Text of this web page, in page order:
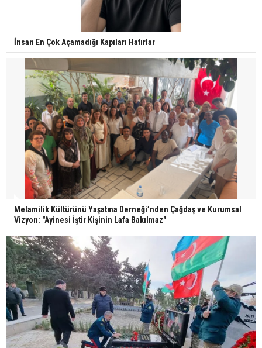
İnsan En Çok Açamadığı Kapıları Hatırlar
Melamilik Kültürünü Yaşatma Derneği’nden Çağdaş ve Kurumsal
Vizyon: "Ayinesi İştir Kişinin Lafa Bakılmaz"